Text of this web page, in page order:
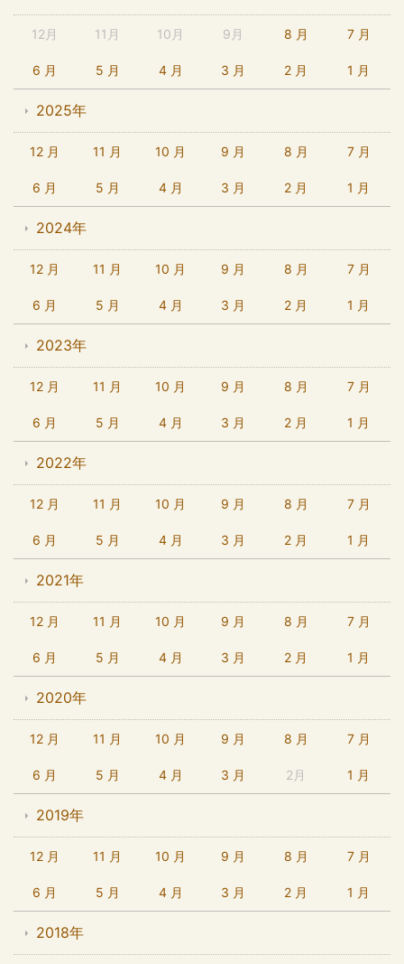
12月 11月 10月 9月 8 月 7 月
6 月 5 月 4 月 3 月 2 月 1 月
2025年
12 月 11 月 10 月 9 月 8 月 7 月
6 月 5 月 4 月 3 月 2 月 1 月
2024年
12 月 11 月 10 月 9 月 8 月 7 月
6 月 5 月 4 月 3 月 2 月 1 月
2023年
12 月 11 月 10 月 9 月 8 月 7 月
6 月 5 月 4 月 3 月 2 月 1 月
2022年
12 月 11 月 10 月 9 月 8 月 7 月
6 月 5 月 4 月 3 月 2 月 1 月
2021年
12 月 11 月 10 月 9 月 8 月 7 月
6 月 5 月 4 月 3 月 2 月 1 月
2020年
12 月 11 月 10 月 9 月 8 月 7 月
6 月 5 月 4 月 3 月 2月 1 月
2019年
12 月 11 月 10 月 9 月 8 月 7 月
6 月 5 月 4 月 3 月 2 月 1 月
2018年